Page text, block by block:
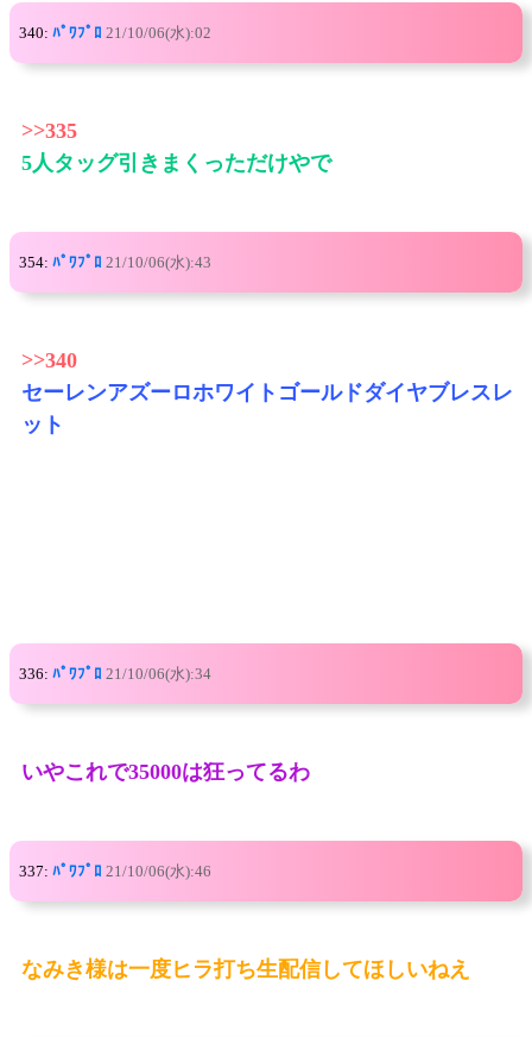
340: ﾊﾟﾜﾌﾟﾛ 21/10/06(水):02
>>335
5人タッグ引きまくっただけやで
354: ﾊﾟﾜﾌﾟﾛ 21/10/06(水):43
>>340
セーレンアズーロホワイトゴールドダイヤブレスレ
ット
336: ﾊﾟﾜﾌﾟﾛ 21/10/06(水):34
いやこれで35000は狂ってるわ
337: ﾊﾟﾜﾌﾟﾛ 21/10/06(水):46
なみき様は一度ヒラ打ち生配信してほしいねえ